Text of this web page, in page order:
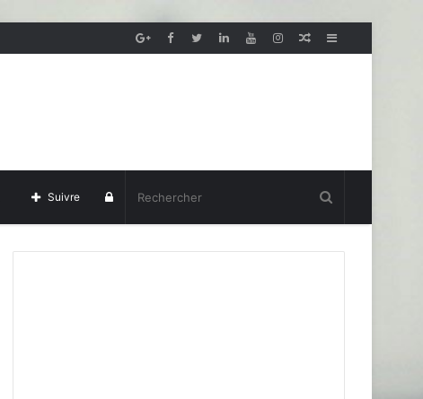
Sidebar
Article
Se
connecter
Suivre